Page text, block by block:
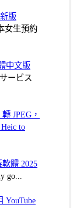
版
女生預約
中文版
ービス
JPEG，
to
體 2025
go...
YouTube